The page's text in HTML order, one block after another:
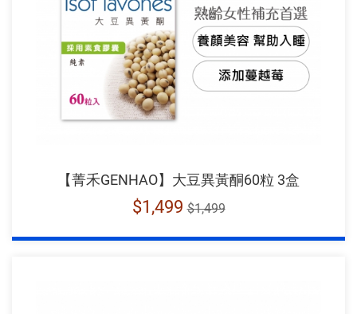
【菁禾GENHAO】大豆異黃酮60粒 3盒
$1,499 $1,499